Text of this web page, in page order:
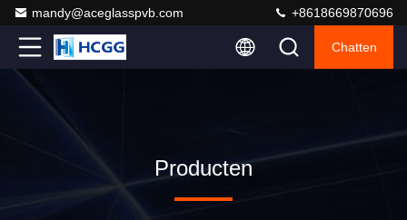
mandy@aceglasspvb.com +8618669870696
Chatten
Producten